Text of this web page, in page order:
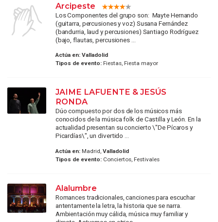
Arcipeste
Los Componentes del grupo son: Mayte Hernando
(guitarra, percusiones y voz) Susana Fernández
(bandurria, laud y percusiones) Santiago Rodríguez
(bajo, flautas, percusiones ...
Actúa en: Valladolid
Tipos de evento:Fiestas, Fiesta mayor
JAIME LAFUENTE & JESÚS
RONDA
Dúo compuesto por dos de los músicos más
conocidos de la música folk de Castilla y León. En la
actualidad presentan su concierto \"De Pícaros y
Picardías\", un divertido ...
Actúa en:Madrid, Valladolid
Tipos de evento:Conciertos, Festivales
Alalumbre
Romances tradicionales, canciones para escuchar
antentamente la letra, la historia que se narra.
Ambientación muy cálida, música muy familiar y